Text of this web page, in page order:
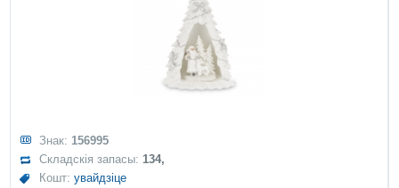
Знак: 156995
Складскія запасы:134,
Кошт:увайдзіце